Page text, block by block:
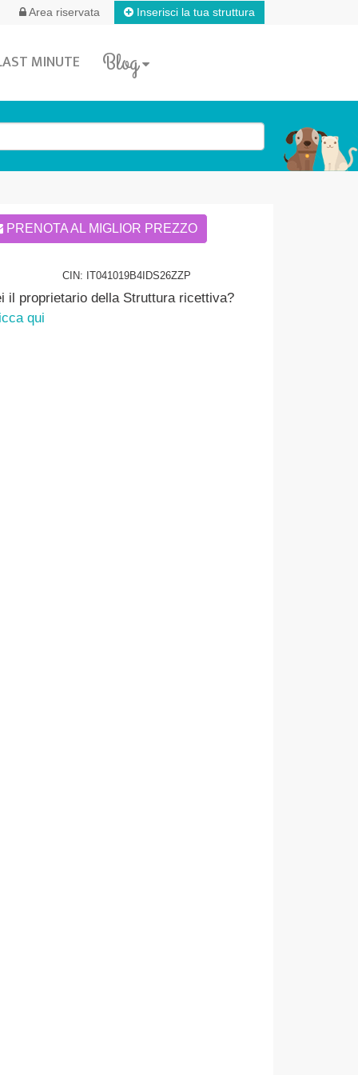
Area riservata Inserisci la tua struttura
MINUTE Blog
PRENOTA AL MIGLIOR PREZZO
CIN: IT041019B4IDS26ZZP
il proprietario della Struttura ricettiva?
qui